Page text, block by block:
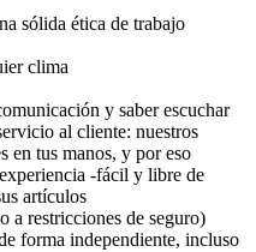
sólida ética de trabajo
clima
y saber escuchar
al cliente: nuestros
en tus manos, y por eso
-fácil y libre de
artículos
a restricciones de seguro)
forma independiente, incluso